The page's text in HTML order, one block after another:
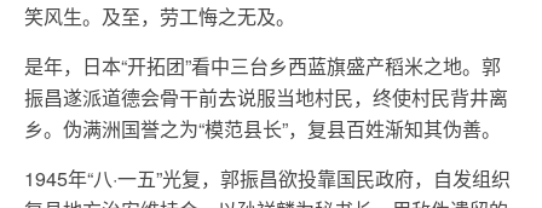
笑风生。及至，劳工悔之无及。
是年，日本“开拓团”看中三台乡西蓝旗盛产稻米之地。郭
振昌遂派道德会骨干前去说服当地村民，终使村民背井离
乡。伪满洲国誉之为“模范县长”，复县百姓渐知其伪善。
1945年“八·一五”光复，郭振昌欲投靠国民政府，自发组织